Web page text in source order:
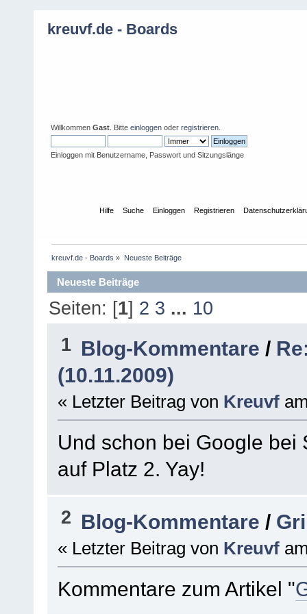
kreuvf.de - Boards
Willkommen Gast . Bitte einloggen oder registrieren
Einloggen mit Benutzername, Passwort und Sitzungslänge
Hilfe Suche Einloggen Registrieren
kreuvf.de - Boards » Neueste Beiträge
Neueste Beiträge
Seiten: [1] 2 3 ... 10
1 Blog-Kommentare /
(10.11.2009)
« Letzter Beitrag von Kreuvf
Und schon bei Google
auf Platz 2. Yay!
2 Blog-Kommentare /
« Letzter Beitrag von Kreuvf
Kommentare zum Artikel "